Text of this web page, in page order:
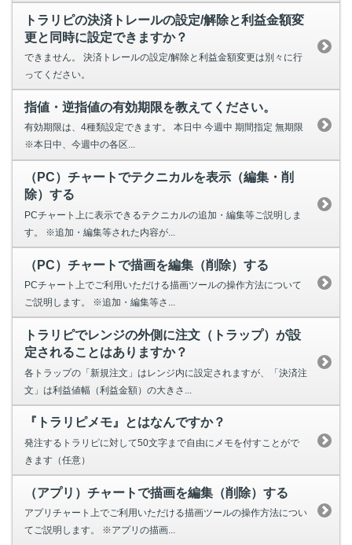
トラリピの決済トレールの設定/解除と利益金額変
更と同時に設定できますか？
できません。 決済トレールの設定/解除と利益金額変更は別々に行
ってください。
指値・逆指値の有効期限を教えてください。
有効期限は、4種類設定できます。 本日中 今週中 期間指定 無期限
※本日中、今週中の各区...
（PC）チャートでテクニカルを表示（編集・削
除）する
PCチャート上に表示できるテクニカルの追加・編集等ご説明しま
す。 ※追加・編集等された内容が...
（PC）チャートで描画を編集（削除）する
PCチャート上でご利用いただける描画ツールの操作方法について
ご説明します。 ※追加・編集等さ...
トラリピでレンジの外側に注文（トラップ）が設
定されることはありますか？
各トラップの「新規注文」はレンジ内に設定されますが、「決済注
文」は利益値幅（利益金額）の大きさ...
『トラリピメモ』とはなんですか？
発注するトラリピに対して50文字まで自由にメモを付すことがで
きます（任意）
（アプリ）チャートで描画を編集（削除）する
アプリチャート上でご利用いただける描画ツールの操作方法につい
てご説明します。 ※アプリの描画...